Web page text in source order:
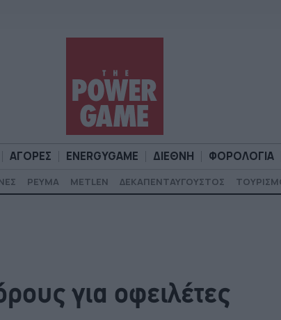
ΑΓΟΡΕΣ ENERGYGAME ΔΙΕΘΝΗ ΦΟΡΟΛΟΓΙΑ
ΡΕΥΜΑ METLEN ΔΕΚΑΠΕΝΤΑΥΓΟΥΣΤΟΣ
για οφειλέτες